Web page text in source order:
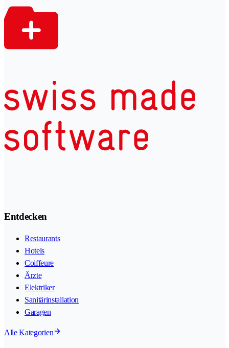
Entdecken
Restaurants
Hotels
Coiffeure
Ärzte
Elektriker
Sanitärinstallation
Garagen
Alle Kategorien